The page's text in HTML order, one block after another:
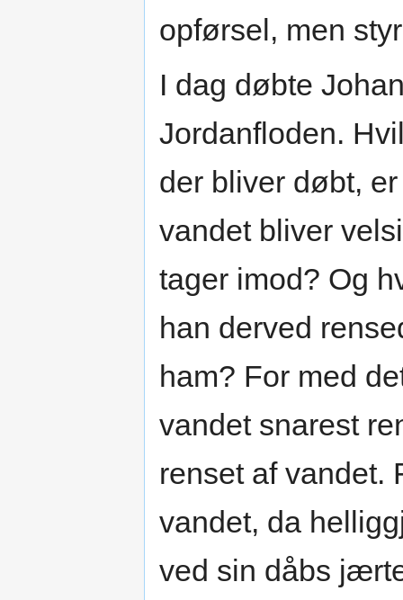
opførsel, men
I dag døbte
Jordanfloden.
der bliver døbt,
vandet bliver
tager imod? Og
han derved
ham? For med
vandet snarest
renset af vandet.
vandet, da
ved sin dåbs